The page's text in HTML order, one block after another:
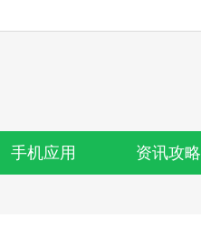
手机应用 资讯攻略